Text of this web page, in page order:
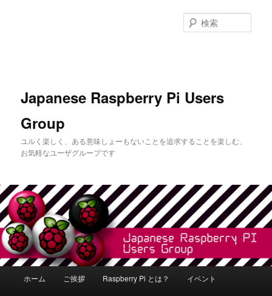
Japanese Raspberry Pi Users
Group
ユルく楽しく、ある意味しょーもないことを追求することを楽しむ、
お気軽なユーザグループです
索
ホーム ご挨拶 Raspberry Pi とは？ イベント